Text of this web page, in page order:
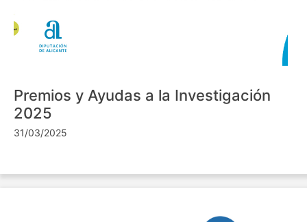
Premios y Ayudas a la Investigación
2025
31/03/2025